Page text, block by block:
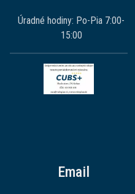
Úradné hodiny: Po-Pia 7:00-
15:00
Email